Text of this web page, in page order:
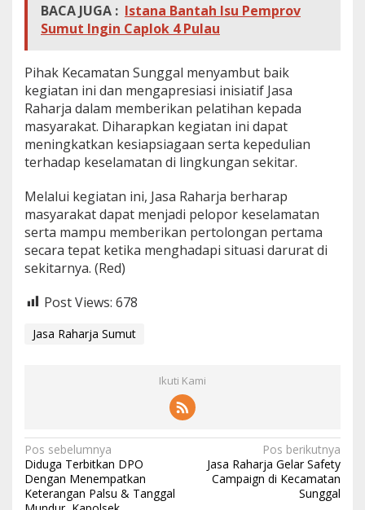
BACA JUGA : Istana Bantah Isu Pemprov
Sumut Ingin Caplok 4 Pulau
Pihak Kecamatan Sunggal menyambut baik
kegiatan ini dan mengapresiasi inisiatif Jasa
Raharja dalam memberikan pelatihan kepada
masyarakat. Diharapkan kegiatan ini dapat
meningkatkan kesiapsiagaan serta kepedulian
terhadap keselamatan di lingkungan sekitar.
Melalui kegiatan ini, Jasa Raharja berharap
masyarakat dapat menjadi pelopor keselamatan
serta mampu memberikan pertolongan pertama
secara tepat ketika menghadapi situasi darurat di
sekitarnya. (Red)
Post Views: 678
Jasa Raharja Sumut
Ikuti Kami
Navigasi
pos
Pos sebelumnya
Diduga Terbitkan DPO
Dengan Menempatkan
Keterangan Palsu & Tanggal
Pos berikutnya
Jasa Raharja Gelar Safety
Campaign di Kecamatan
Sunggal